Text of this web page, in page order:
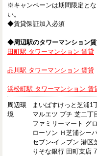
※キャンペーンは期間限定と
い。
◆賃貸保証加入必須
◆周辺駅のタワーマンション
田町駅 タワーマンション 賃貸
品川駅 タワーマンション 賃貸
浜松町駅 タワーマンション 賃
周辺環
境
まいばすけっと芝浦1
マルエツ プチ 芝二丁
ファミリーマート グ
ローソン Ｈ芝浦シー
セブン-イレブン 港区
りそな銀行 田町支店